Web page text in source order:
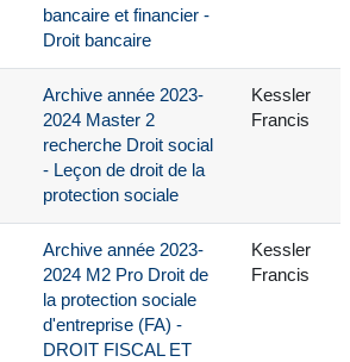
bancaire et financier -
Droit bancaire
Archive année 2023-
2024 Master 2
recherche Droit social
- Leçon de droit de la
protection sociale
Kessler
Francis
Archive année 2023-
2024 M2 Pro Droit de
la protection sociale
d'entreprise (FA) -
DROIT FISCAL ET
Kessler
Francis